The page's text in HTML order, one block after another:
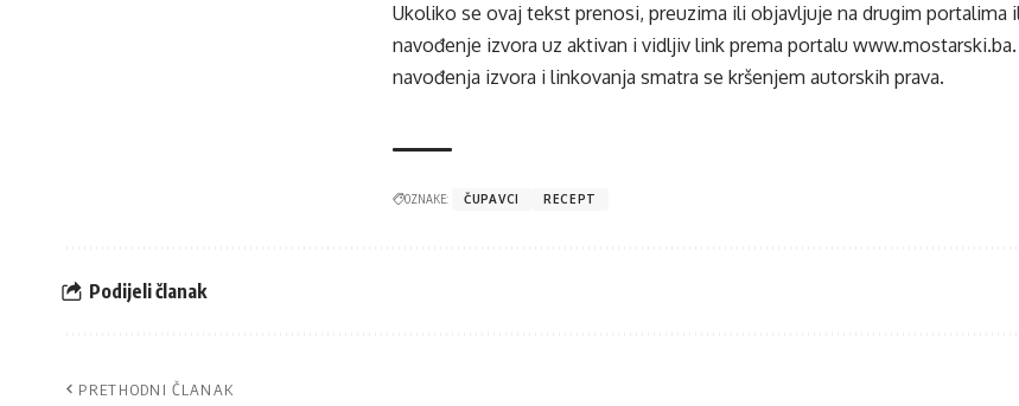
Ukoliko se ovaj tekst prenosi, preuzima ili objavljuje na drugim portalima
navođenje izvora uz aktivan i vidljiv link prema portalu www.mostarski.ba
navođenja izvora i linkovanja smatra se kršenjem autorskih prava.
OZNAKE: ČUPAVCI RECEPT
Podijeli članak
PRETHODNI ČLANAK